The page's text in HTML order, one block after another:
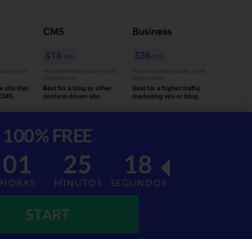
100% FREE
01
HORAS
25
MINUTOS
17
SEGUNDOS
START